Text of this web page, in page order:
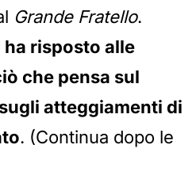
Grande Fratello.
risposto alle
che pensa sul
atteggiamenti di
. (Continua dopo le